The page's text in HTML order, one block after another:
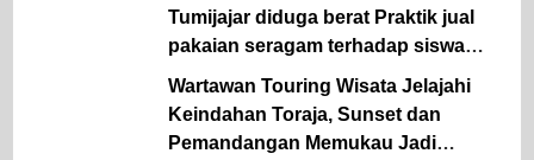
Tumijajar diduga berat Praktik jual
pakaian seragam terhadap siswa
sekolah Oknum KS terancam
diLaporkan.
Wartawan Touring Wisata Jelajahi
Keindahan Toraja, Sunset dan
Pemandangan Memukau Jadi